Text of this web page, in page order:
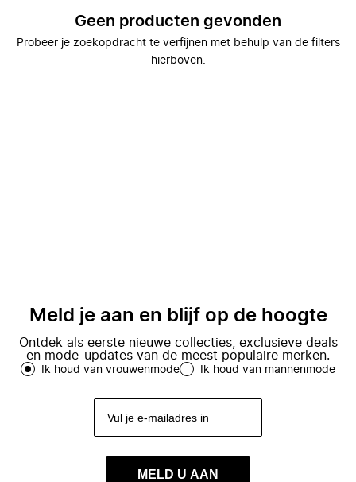
Geen producten gevonden
Probeer je zoekopdracht te verfijnen met behulp van de filters
hierboven.
Meld je aan en blijf op de hoogte
Ontdek als eerste nieuwe collecties, exclusieve deals
en mode-updates van de meest populaire merken.
Ik houd van vrouwenmode Ik houd van mannenmode
MELD U AAN